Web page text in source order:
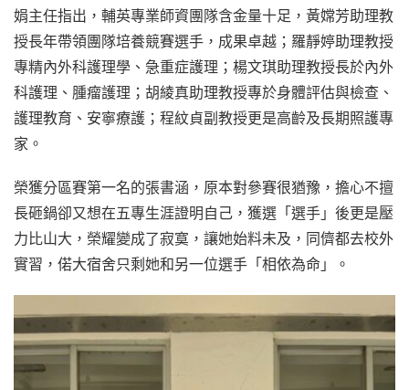
娟主任指出，輔英專業師資團隊含金量十足，黃嫦芳助理教
授長年帶領團隊培養競賽選手，成果卓越；羅靜婷助理教授
專精內外科護理學、急重症護理；楊文琪助理教授長於內外
科護理、腫瘤護理；胡綾真助理教授專於身體評估與檢查、
護理教育、安寧療護；程紋貞副教授更是高齡及長期照護專
家。
榮獲分區賽第一名的張書涵，原本對參賽很猶豫，擔心不擅
長砸鍋卻又想在五專生涯證明自己，獲選「選手」後更是壓
力比山大，榮耀變成了寂寞，讓她始料未及，同儕都去校外
實習，偌大宿舍只剩她和另一位選手「相依為命」。